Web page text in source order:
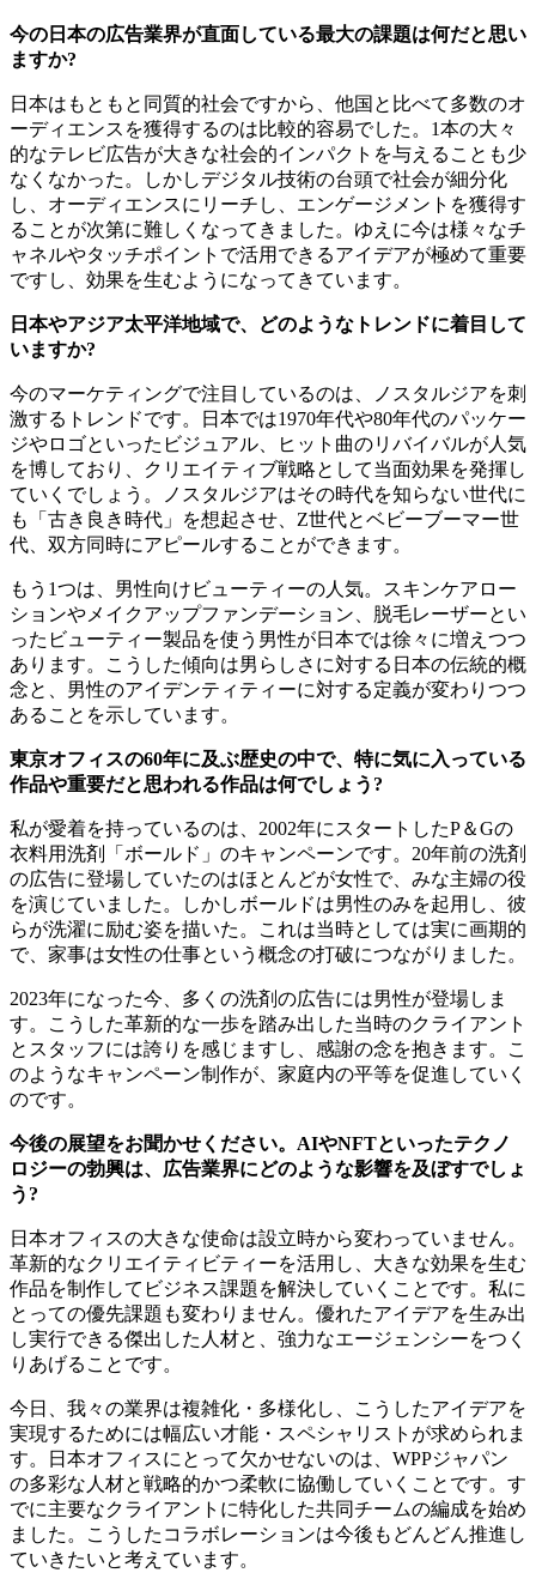
今の日本の広告業界が直面している最大の課題は何だと思い
ますか?
日本はもともと同質的社会ですから、他国と比べて多数のオ
ーディエンスを獲得するのは比較的容易でした。1本の大々
的なテレビ広告が大きな社会的インパクトを与えることも少
なくなかった。しかしデジタル技術の台頭で社会が細分化
し、オーディエンスにリーチし、エンゲージメントを獲得す
ることが次第に難しくなってきました。ゆえに今は様々なチ
ャネルやタッチポイントで活用できるアイデアが極めて重要
ですし、効果を生むようになってきています。
日本やアジア太平洋地域で、どのようなトレンドに着目して
いますか?
今のマーケティングで注目しているのは、ノスタルジアを刺
激するトレンドです。日本では1970年代や80年代のパッケー
ジやロゴといったビジュアル、ヒット曲のリバイバルが人気
を博しており、クリエイティブ戦略として当面効果を発揮し
ていくでしょう。ノスタルジアはその時代を知らない世代に
も「古き良き時代」を想起させ、Z世代とベビーブーマー世
代、双方同時にアピールすることができます。
もう1つは、男性向けビューティーの人気。スキンケアロー
ションやメイクアップファンデーション、脱毛レーザーとい
ったビューティー製品を使う男性が日本では徐々に増えつつ
あります。こうした傾向は男らしさに対する日本の伝統的概
念と、男性のアイデンティティーに対する定義が変わりつつ
あることを示しています。
東京オフィスの60年に及ぶ歴史の中で、特に気に入っている
作品や重要だと思われる作品は何でしょう?
私が愛着を持っているのは、2002年にスタートしたP＆Gの
衣料用洗剤「ボールド」のキャンペーンです。20年前の洗剤
の広告に登場していたのはほとんどが女性で、みな主婦の役
を演じていました。しかしボールドは男性のみを起用し、彼
らが洗濯に励む姿を描いた。これは当時としては実に画期的
で、家事は女性の仕事という概念の打破につながりました。
2023年になった今、多くの洗剤の広告には男性が登場しま
す。こうした革新的な一歩を踏み出した当時のクライアント
とスタッフには誇りを感じますし、感謝の念を抱きます。こ
のようなキャンペーン制作が、家庭内の平等を促進していく
のです。
今後の展望をお聞かせください。AIやNFTといったテクノ
ロジーの勃興は、広告業界にどのような影響を及ぼすでしょ
う?
日本オフィスの大きな使命は設立時から変わっていません。
革新的なクリエイティビティーを活用し、大きな効果を生む
作品を制作してビジネス課題を解決していくことです。私に
とっての優先課題も変わりません。優れたアイデアを生み出
し実行できる傑出した人材と、強力なエージェンシーをつく
りあげることです。
今日、我々の業界は複雑化・多様化し、こうしたアイデアを
実現するためには幅広い才能・スペシャリストが求められま
す。日本オフィスにとって欠かせないのは、WPPジャパン
の多彩な人材と戦略的かつ柔軟に協働していくことです。す
でに主要なクライアントに特化した共同チームの編成を始め
ました。こうしたコラボレーションは今後もどんどん推進し
ていきたいと考えています。